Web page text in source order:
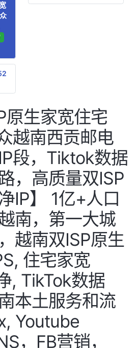
原生家宽住宅
越南西贡邮电
段，Tiktok数据
，高质量双ISP
IP】 1亿+人口
南，第一大城
越南双ISP原生
住宅家宽
, TikTok数据
本土服务和流
Youtube
，FB营销，